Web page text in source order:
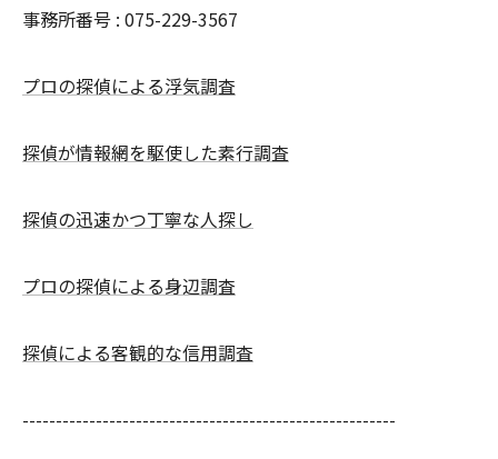
事務所番号 : 075-229-3567
プロの探偵による浮気調査
探偵が情報網を駆使した素行調査
探偵の迅速かつ丁寧な人探し
プロの探偵による身辺調査
探偵による客観的な信用調査
--------------------------------------------------------